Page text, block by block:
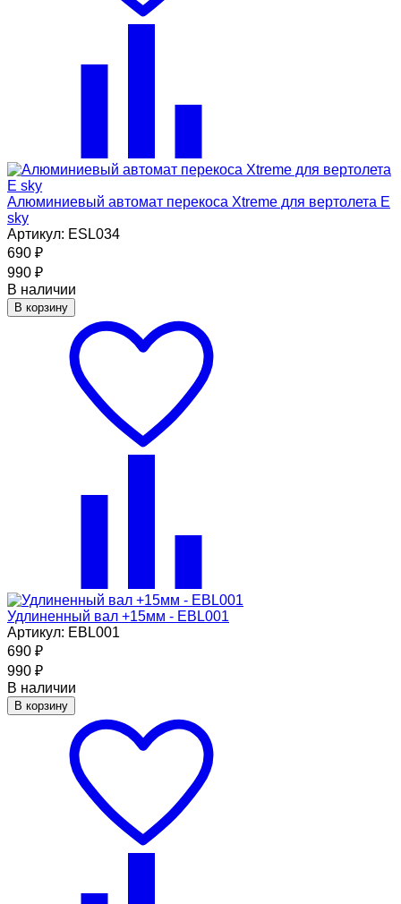
Алюминиевый автомат перекоса Xtreme для вертолета E
sky
Артикул: ESL034
690 ₽
990 ₽
В наличии
В корзину
Удлиненный вал +15мм - EBL001
Артикул: EBL001
690 ₽
990 ₽
В наличии
В корзину